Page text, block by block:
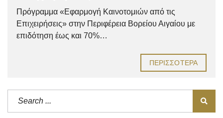
Πρόγραμμα «Εφαρμογή Καινοτομιών από τις
Επιχειρήσεις» στην Περιφέρεια Βορείου Αιγαίου με
επιδότηση έως και 70%…
ΠΕΡΙΣΣΌΤΕΡΑ